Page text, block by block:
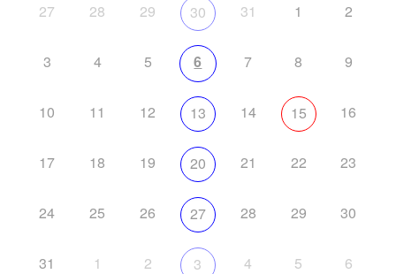
27 28 29 30 31 1 2
3 4 5 6 7 8 9
10 11 12 13 14 15 16
17 18 19 20 21 22 23
24 25 26 27 28 29 30
31 1 2 3 4 5 6